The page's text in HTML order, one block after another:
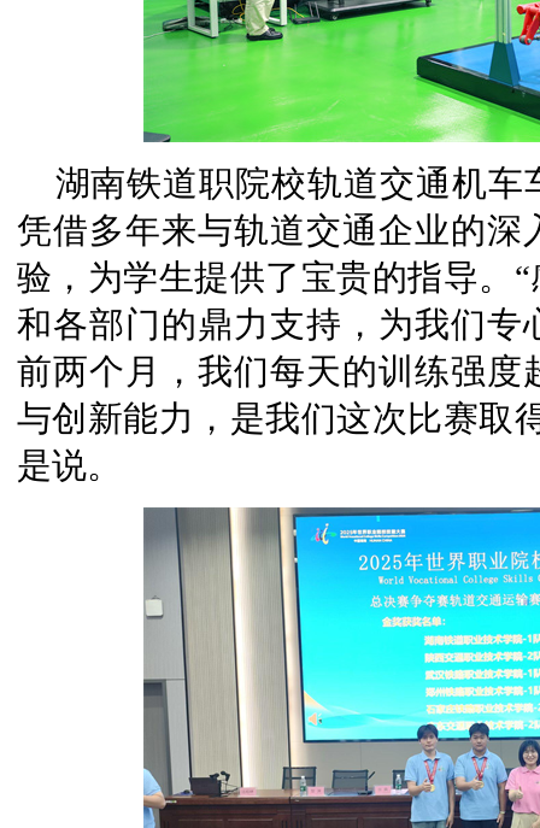
湖南铁道职院校轨道交通机
凭借多年来与轨道交通企业的
验，为学生提供了宝贵的指导。
和各部门的鼎力支持，为我们
前两个月，我们每天的训练强度
与创新能力，是我们这次比赛取
是说。